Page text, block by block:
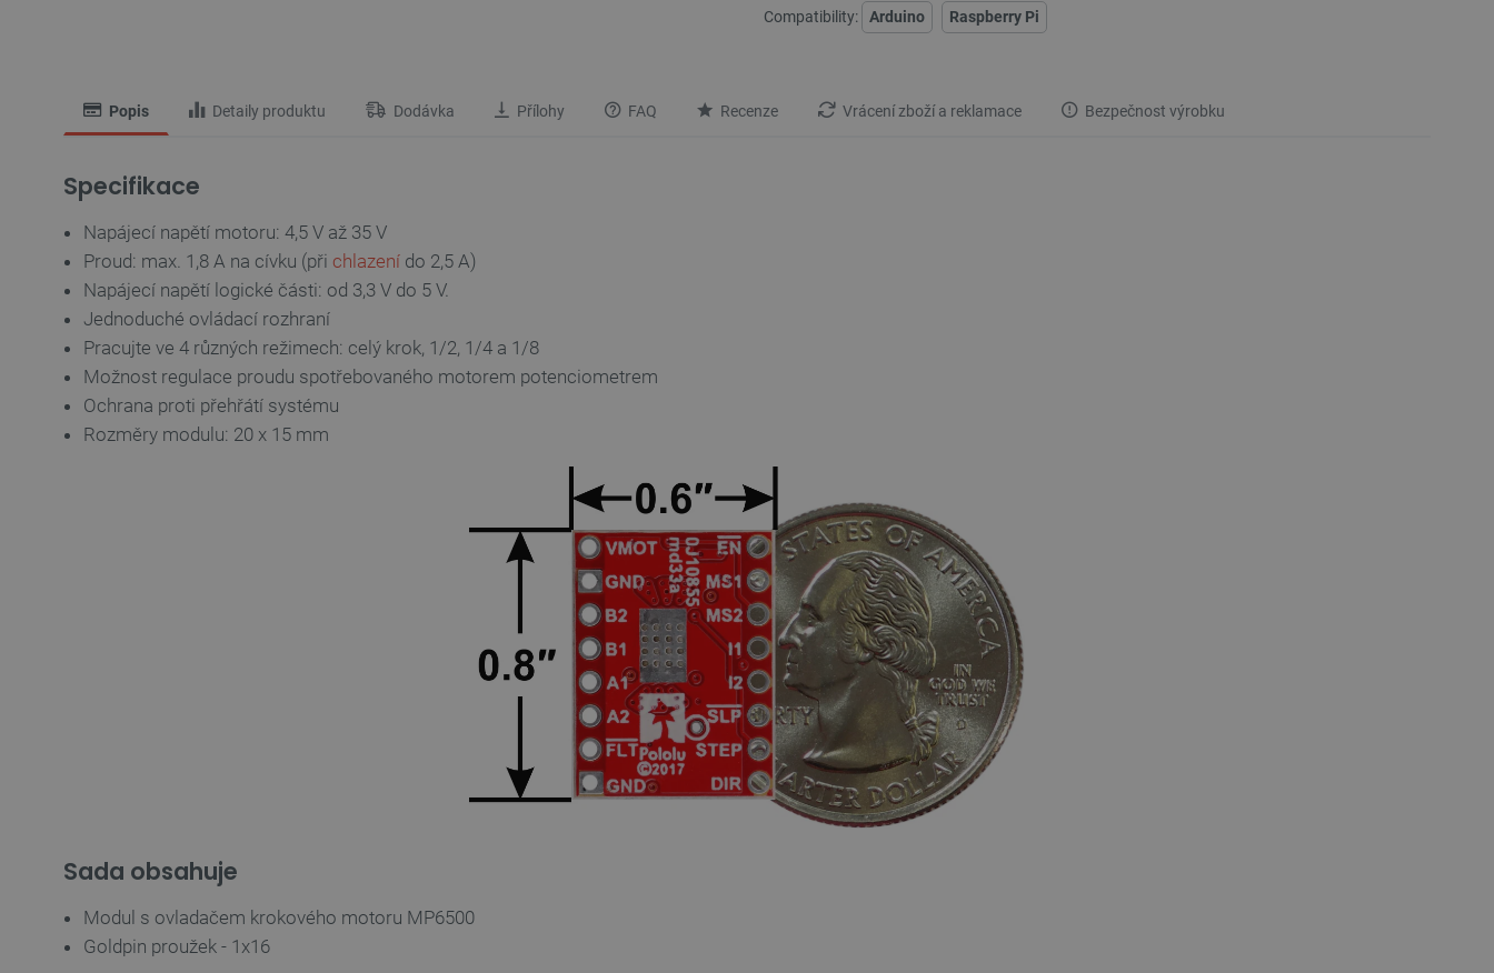
Compatibility: Arduino Raspberry Pi
Popis Detaily produktu Dodávka Přílohy FAQ Recenze Vrácení zboží a reklamace Bezpečnost výrobku
Specifikace
Napájecí napětí motoru: 4,5 V až 35 V
Proud: max. 1,8 A na cívku (při chlazení do 2,5 A)
Napájecí napětí logické části: od 3,3 V do 5 V.
Jednoduché ovládací rozhraní
Pracujte ve 4 různých režimech: celý krok, 1/2, 1/4 a 1/8
Možnost regulace proudu spotřebovaného motorem potenciometrem
Ochrana proti přehřátí systému
Rozměry modulu: 20 x 15 mm
Sada obsahuje
Modul s ovladačem krokového motoru MP6500
Goldpin proužek - 1x16